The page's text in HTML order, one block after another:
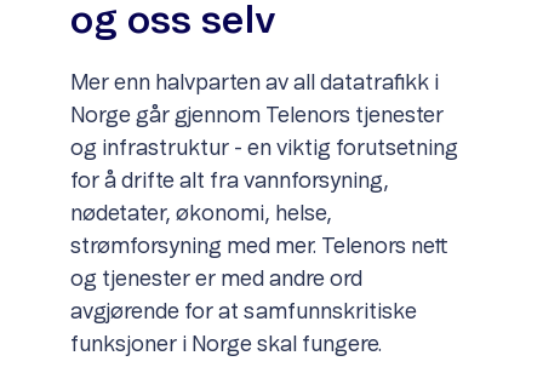
og oss selv
Mer enn halvparten av all datatrafikk i
Norge går gjennom Telenors tjenester
og infrastruktur - en viktig forutsetning
for å drifte alt fra vannforsyning,
nødetater, økonomi, helse,
strømforsyning med mer. Telenors nett
og tjenester er med andre ord
avgjørende for at samfunnskritiske
funksjoner i Norge skal fungere.